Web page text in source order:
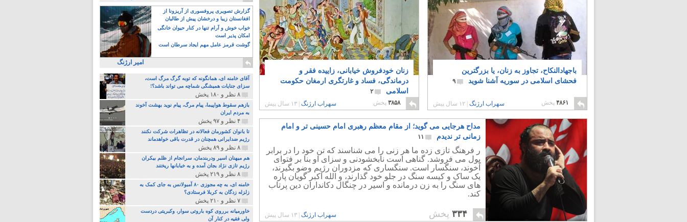
باجهادالنکاح، تجاوز به زنان، یا بزرگترین
فحشای اسلامی در سوریه آشنا شوید
۹
۴۸۶۱ پخش سهراب ارژنگ |۱۲ سال پیش
زنان خودفروش خیابانی، زاییده فقر و
درماندگی، فساد و غارتگری ارمغان حکومت
اسلامی
۲
۳۸۵۸پخش سهراب ارژنگ ۱۳ سال پیش
مداح هرجایی می گوید؛ از مقام معظم رهبری امام حسینی تر و امام
زمانی تر ندیدم
۱۱
ر فرهنگ تازی زده ما هر زنی را می شناسند که تن خود را در برابر
پول می فروشد. گناهی است نابخشودنی و سزای او بنا بر فتوای
آخوند، سنگسار است. سنگساری که مزدوران رژیم وضو بگیرند،
یک ساک و کیسه سنگ در جلو خود گذارند، و الله اکبر گویان پاره
های سنگ را به زن درمانده و اسیر در چنگال دکانداران دین پرتاب
کند.
۳۳۴ پخش سهراب ارژنگ ۱۳ سال پیش
گزارش تصویری پروفسوری از آریزونا از
افغانستان زیبا و درخشان پیش از طالبان
خواب خوش و آرام تنها در کنار حیوان خانگی
امکان پذیر است
گوشت قرمز عامل مهم ایجاد سرطان است
امیر ارژنگ
آقای خامنه ای، همانگونه که توبه گرگ مرگ است،
سزای جنایات همیشگی شماچه می تواند باشد؟!
۸ نظر و ۱۸۰ پخش
بازهم سقوط هواپیما، پیام مرگ، پیام نوید بهشت آخوند
به مردم ایران
۴ نظر و ۹۷ پخش
تا بانوان کشورمان فعالانه در تظاهرات شرکت نکنند
رژیم ضدایرانی همچنان در قدرت باقی خواهدماند
۸ نظر و ۸۹ پخش
هم میهنان اسیر ودربندمان، سرانجام از ظلم بیکران
رژیم تازی نژاد بجان آمده و به خبابانها ریختند
۸ نظر و ۲۱۹ پخش
خامنه ای، به چه مجوزی ۸۰ آمبولانس به جای کمک به
زلزله زدگان به کربلا فرستادی؟
۷ نظر و ۲۱۰ پخش
خاورمیانه برروی کوه باروتی سوار، وکبریتی دردست
ولی فقیه در کنار آن